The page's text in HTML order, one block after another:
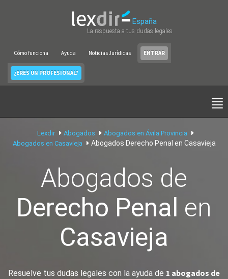
España
La respuesta a tus dudas legales
Cómo funciona Ayuda Noticias Jurídicas ENTRAR
¿ERES UN PROFESIONAL?
Lexdir Abogados
Abogados en Ávila Provincia
Abogados en Casavieja
Abogados Derecho Penal en Casavieja
Abogados de
Derecho Penal en
Casavieja
Resuelve tus dudas legales con la ayuda de 1 abogados de